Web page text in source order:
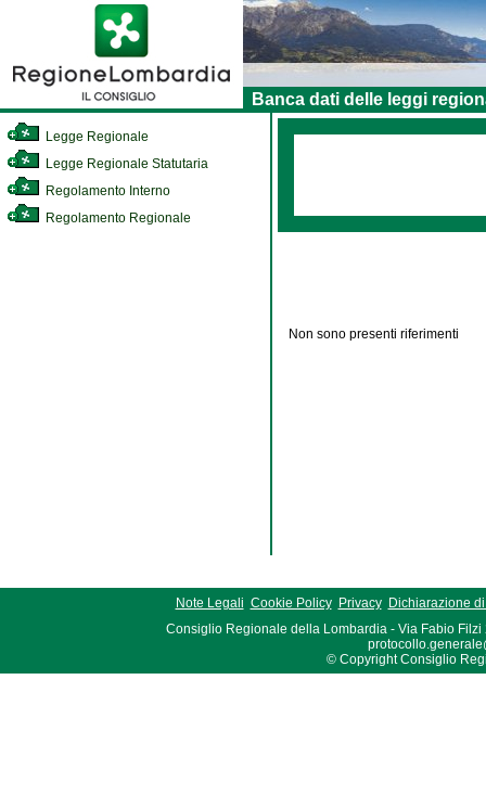
Banca dati delle leggi
Legge Regionale
Legge Regionale Statutaria
Regolamento Interno
Regolamento Regionale
Non sono presenti riferimenti
Note Legali Cookie Policy Privacy
Dichiarazione
Consiglio Regionale della Lombardia - Via Fabio Filzi
© Copyright Consiglio